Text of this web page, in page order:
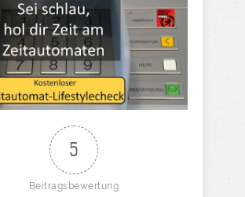
5
Beitragsbewertung